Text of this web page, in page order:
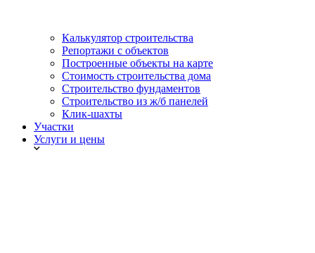
Калькулятор строительства
Репортажи с объектов
Построенные объекты на карте
Стоимость строительства дома
Строительство фундаментов
Строительство из ж/б панелей
Клик-шахты
Участки
Услуги и цены